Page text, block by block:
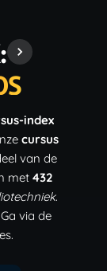
index
cursus
van de
met 432
.
via de